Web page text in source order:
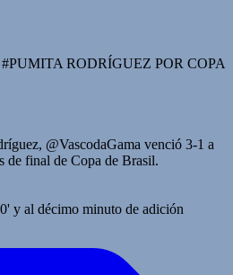
RODRÍGUEZ POR COPA
@VascodaGama venció 3-1 a
de final de Copa de Brasil.
y al décimo minuto de adición